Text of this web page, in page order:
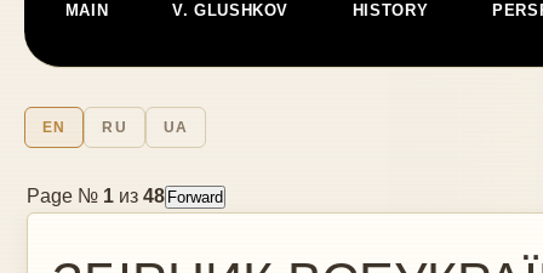
MAIN V. GLUSHKOV HISTORY
EN RU UA
Page № 1 из 48